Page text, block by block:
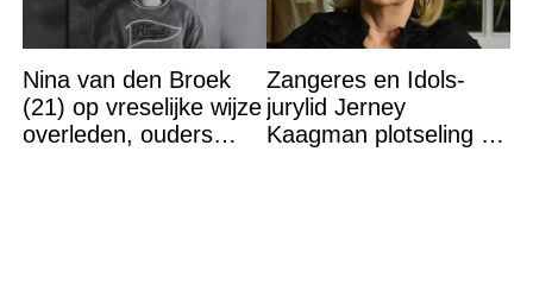
Nina van den Broek
(21) op vreselijke wijze
overleden, ouders
Zangeres en Idols-
jurylid Jerney
Kaagman plotseling op